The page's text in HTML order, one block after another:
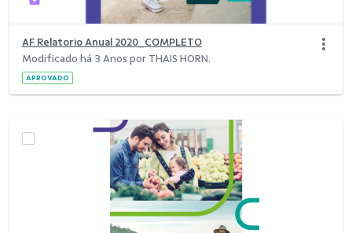
AF Relatorio Anual 2020_COMPLETO
Modificado há 3 Anos por THAIS HORN.
APROVADO